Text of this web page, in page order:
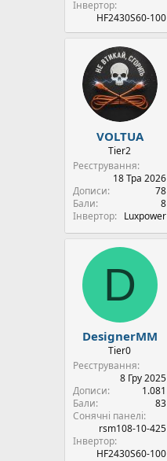
Інвертор
HF2430S60-100
VOLTUA
Tier2
Реєстрування
18 Тра 2026
Дописи
78
Бали
8
Інвертор
Luxpower
D
DesignerMM
Tier0
Реєстрування
8 Гру 2025
Дописи
1.081
Бали
83
Сонячні панелі
rsm108-10-425
Інвертор
HF2430S60-100